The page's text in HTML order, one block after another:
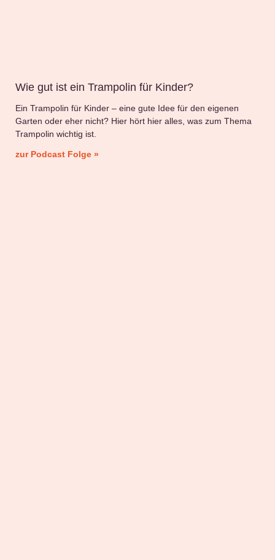
Wie gut ist ein Trampolin für Kinder?
Ein Trampolin für Kinder – eine gute Idee für den eigenen
Garten oder eher nicht? Hier hört hier alles, was zum Thema
Trampolin wichtig ist.
zur Podcast Folge »